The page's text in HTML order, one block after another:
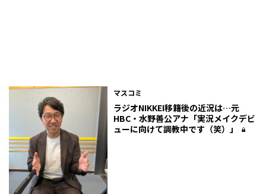
マスコミ
ラジオNIKKEI移籍後の近況は…元
HBC・水野善公アナ「実況メイクデビ
ューに向けて調教中です（笑）」